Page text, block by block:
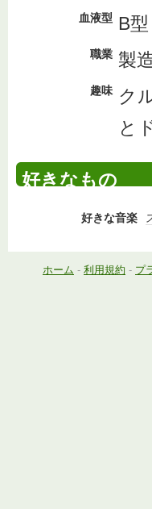
血液型 B型
職業 製
趣味 ク
と
好きなもの
好きな音楽
ホーム - 利用規約 - プ